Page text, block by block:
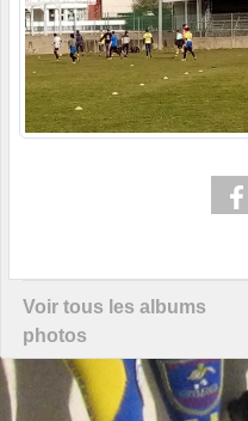
Voir tous les albums
photos